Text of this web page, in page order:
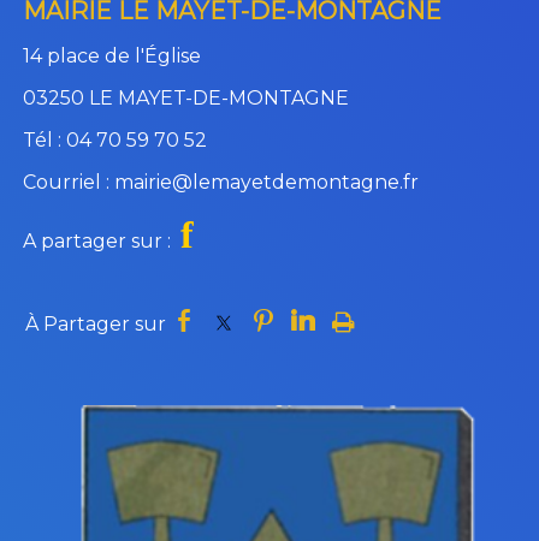
MAIRIE LE MAYET-DE-MONTAGNE
14 place de l'Église
03250 LE MAYET-DE-MONTAGNE
Tél : 04 70 59 70 52
Courriel : mairie@lemayetdemontagne.fr
A partager sur : f